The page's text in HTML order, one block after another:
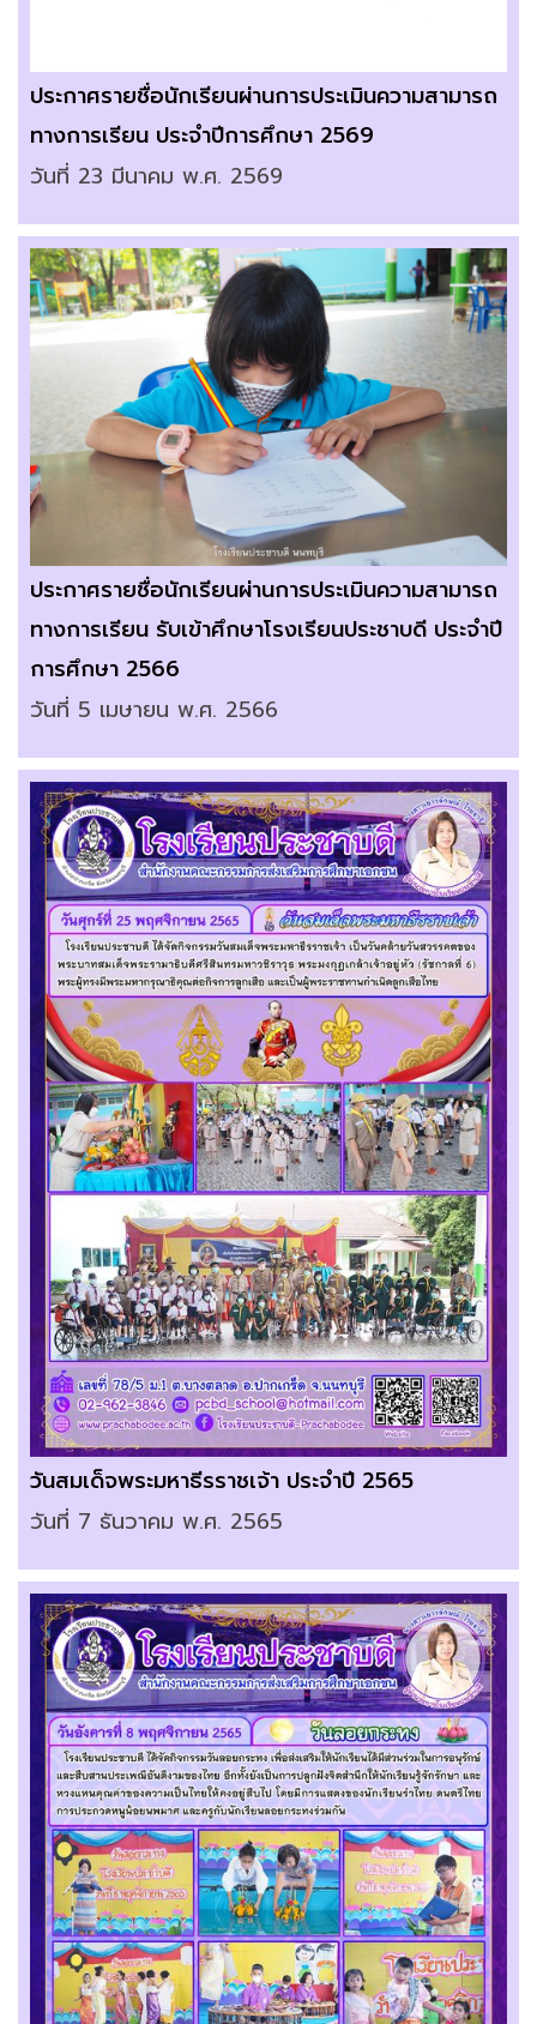
ประกาศรายชื่อนักเรียนผ่านการประเมินความสามารถ
ทางการเรียน ประจำปีการศึกษา 2569
วันที่ 23 มีนาคม พ.ศ. 2569
ประกาศรายชื่อนักเรียนผ่านการประเมินความสามารถ
ทางการเรียน รับเข้าศึกษาโรงเรียนประชาบดี ประจำปี
การศึกษา 2566
วันที่ 5 เมษายน พ.ศ. 2566
วันสมเด็จพระมหาธีรราชเจ้า ประจำปี 2565
วันที่ 7 ธันวาคม พ.ศ. 2565